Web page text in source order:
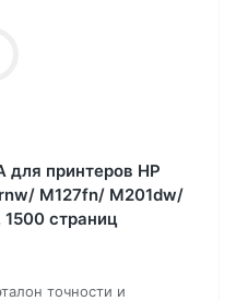
для принтеров HP
M127fn/ M201dw/
страниц
точности и